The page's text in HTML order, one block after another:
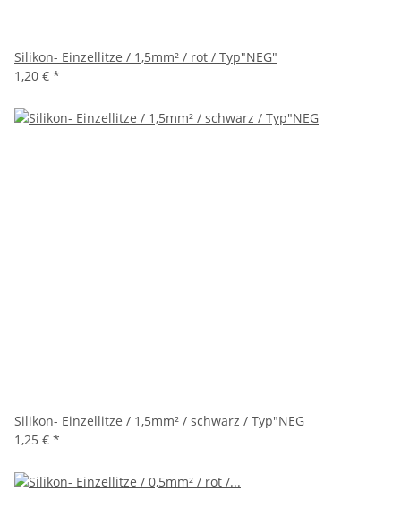
Silikon- Einzellitze / 1,5mm² / rot / Typ"NEG"
1,20 € *
Silikon- Einzellitze / 1,5mm² / schwarz / Typ"NEG
1,25 € *